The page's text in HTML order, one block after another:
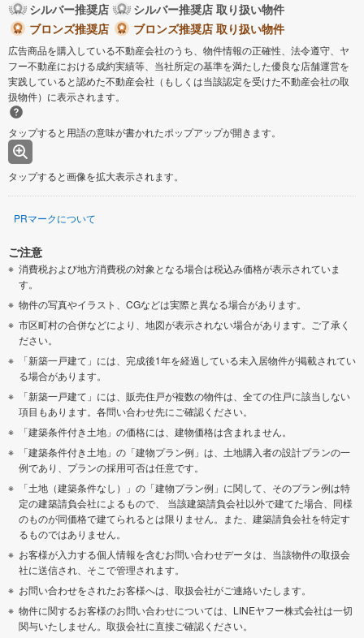
シルバー推奨店
シルバー推奨店 取り扱い物件
ブロンズ推奨店
ブロンズ推奨店 取り扱い物件
広告商品を購入している不動産会社のうち、物件情報の正確性、法令遵守、ヤ
フー不動産における成約実績等、当社所定の基準を満たした優良な店舗運営を
実践していると認めた不動産会社（もしくは当該認定を受けた不動産会社の取
扱物件）に表示されます。
タップすると用語の意味が書かれたポップアップが開きます。
タップすると画像を拡大表示されます。
PRマークについて
ご注意
消費税および地方消費税の対象となる場合は税込み価格が表示されていま
す。
物件の写真やイラスト、CGなどは実際と異なる場合があります。
市区町村の合併などにより、地図が表示されない場合があります。ご了承く
ださい。
「新築一戸建て」には、完成後1年を経過している未入居物件が掲載されてい
る場合があります。
「新築一戸建て」には、販売住戸が複数の物件は、全ての住戸に該当しない
項目もあります。各問い合わせ先にご確認ください。
「建築条件付き土地」の価格には、建物価格は含まれません。
「建築条件付き土地」の「建物プラン例」は、土地購入者の設計プランの一
例であり、プランの採用可否は任意です。
「土地（建築条件なし）」の「建物プラン例」に関して、そのプラン例は特
定の建築請負会社によるもので、 当該建築請負会社以外で建てた場合、同様
のものが同価格で建てられるとは限りません。また、建築請負会社を特定す
るものではありません。
お客様が入力する個人情報を含むお問い合わせデータは、当該物件の取扱会
社に送信され、そこで管理されます。
お問い合わせをされたお客様へは、取扱会社がご連絡いたします。
物件に関するお客様のお問い合わせについては、LINEヤフー株式会社は一切
関与いたしません。取扱会社に直接ご確認ください。